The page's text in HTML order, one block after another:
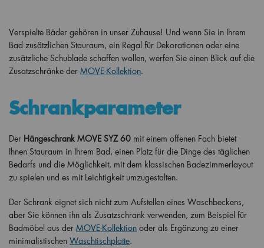
Verspielte Bäder gehören in unser Zuhause! Und wenn Sie in Ihrem
Bad zusätzlichen Stauraum, ein Regal für Dekorationen oder eine
zusätzliche Schublade schaffen wollen, werfen Sie einen Blick auf die
Zusatzschränke der MOVE-Kollektion.
Schrankparameter
Der Hängeschrank MOVE SYZ 60 mit einem offenen Fach bietet
Ihnen Stauraum in Ihrem Bad, einen Platz für die Dinge des täglichen
Bedarfs und die Möglichkeit, mit dem klassischen Badezimmerlayout
zu spielen und es mit Leichtigkeit umzugestalten.
Der Schrank eignet sich nicht zum Aufstellen eines Waschbeckens,
aber Sie können ihn als Zusatzschrank verwenden, zum Beispiel für
Badmöbel aus der MOVE-Kollektion oder als Ergänzung zu einer
minimalistischen Waschtischplatte.